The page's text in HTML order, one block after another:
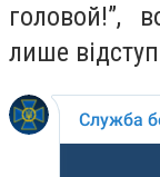
головой!”,
лише